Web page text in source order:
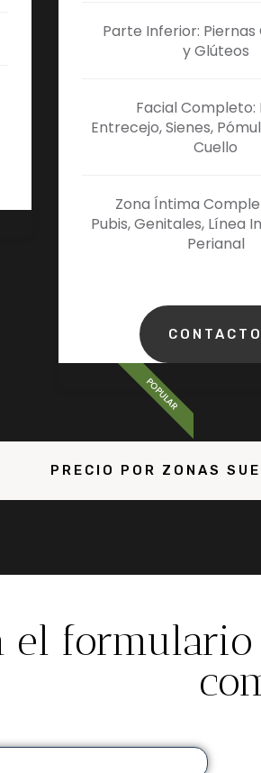
Parte Inferior:
y Glúteos
Facial Completo:
Entrecejo, Sienes,
Cuello
Zona Íntima
Pubis, Genitales, Línea
Perianal
CONTACTO
POPULAR
PRECIO POR ZONAS
el